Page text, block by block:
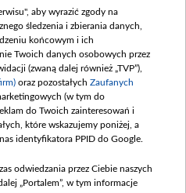
mln, październik 350
000,00 PLN
GRUDZIEŃ 2025
mln)
000,00 PLN
LUTY 2026 (wpłata
180 mln, 8
aby wyrazić zgody na
śledzenia i zbierania danych,
końcowym i ich
Twoich danych osobowych przez
(zwaną dalej również „TVP”),
oraz pozostałych Zaufanych
(w tym do
do Twoich zainteresowań i
które wskazujemy poniżej, a
identyfikatora PPID do Google.
odwiedzania przez Ciebie naszych
„Portalem”, w tym informacje